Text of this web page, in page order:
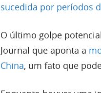
sucedida por períodos
O último golpe
Journal que aponta a
China, um fato que